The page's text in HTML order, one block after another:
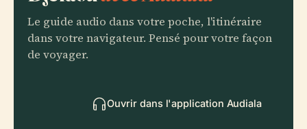
Le guide audio dans votre poche, l'itinéraire
dans votre navigateur. Pensé pour votre façon
de voyager.
Ouvrir dans l'application Audiala